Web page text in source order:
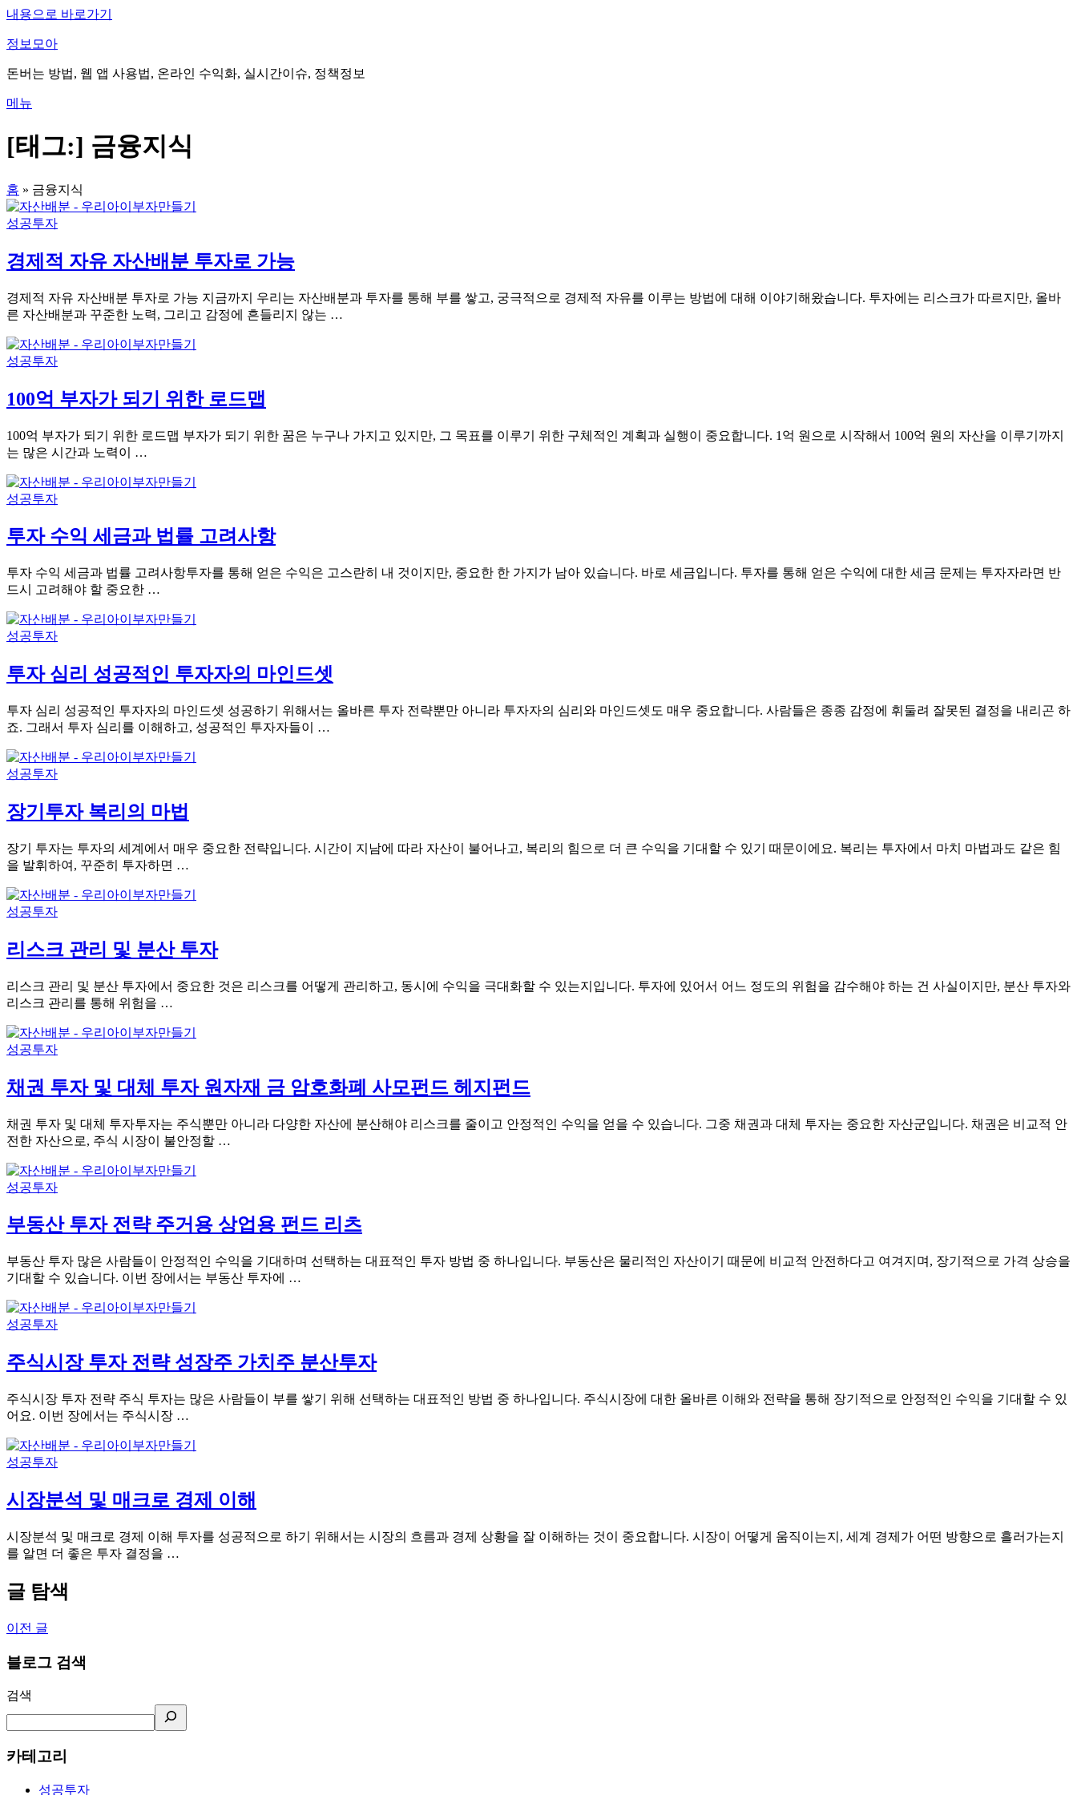
내용으로 바로가기
정보모아
돈버는 방법, 웹 앱 사용법, 온라인 수익화, 실시간이슈, 정책정보
메뉴
[태그:] 금융지식
홈 » 금융지식
성공투자
경제적 자유 자산배분 투자로 가능
경제적 자유 자산배분 투자로 가능 지금까지 우리는 자산배분과 투자를 통해 부를 쌓고, 궁극적으로 경제적 자유를 이루는 방법에 대해 이야기해왔습니다. 투자에는 리스크가 따르지만, 올바
른 자산배분과 꾸준한 노력, 그리고 감정에 흔들리지 않는 …
성공투자
100억 부자가 되기 위한 로드맵
100억 부자가 되기 위한 로드맵 부자가 되기 위한 꿈은 누구나 가지고 있지만, 그 목표를 이루기 위한 구체적인 계획과 실행이 중요합니다. 1억 원으로 시작해서 100억 원의 자산을 이루기까지
는 많은 시간과 노력이 …
성공투자
투자 수익 세금과 법률 고려사항
투자 수익 세금과 법률 고려사항투자를 통해 얻은 수익은 고스란히 내 것이지만, 중요한 한 가지가 남아 있습니다. 바로 세금입니다. 투자를 통해 얻은 수익에 대한 세금 문제는 투자자라면 반
드시 고려해야 할 중요한 …
성공투자
투자 심리 성공적인 투자자의 마인드셋
투자 심리 성공적인 투자자의 마인드셋 성공하기 위해서는 올바른 투자 전략뿐만 아니라 투자자의 심리와 마인드셋도 매우 중요합니다. 사람들은 종종 감정에 휘둘려 잘못된 결정을 내리곤 하
죠. 그래서 투자 심리를 이해하고, 성공적인 투자자들이 …
성공투자
장기투자 복리의 마법
장기 투자는 투자의 세계에서 매우 중요한 전략입니다. 시간이 지남에 따라 자산이 불어나고, 복리의 힘으로 더 큰 수익을 기대할 수 있기 때문이에요. 복리는 투자에서 마치 마법과도 같은 힘
을 발휘하여, 꾸준히 투자하면 …
성공투자
리스크 관리 및 분산 투자
리스크 관리 및 분산 투자에서 중요한 것은 리스크를 어떻게 관리하고, 동시에 수익을 극대화할 수 있는지입니다. 투자에 있어서 어느 정도의 위험을 감수해야 하는 건 사실이지만, 분산 투자와
리스크 관리를 통해 위험을 …
성공투자
채권 투자 및 대체 투자 원자재 금 암호화폐 사모펀드 헤지펀드
채권 투자 및 대체 투자투자는 주식뿐만 아니라 다양한 자산에 분산해야 리스크를 줄이고 안정적인 수익을 얻을 수 있습니다. 그중 채권과 대체 투자는 중요한 자산군입니다. 채권은 비교적 안
전한 자산으로, 주식 시장이 불안정할 …
성공투자
부동산 투자 전략 주거용 상업용 펀드 리츠
부동산 투자 많은 사람들이 안정적인 수익을 기대하며 선택하는 대표적인 투자 방법 중 하나입니다. 부동산은 물리적인 자산이기 때문에 비교적 안전하다고 여겨지며, 장기적으로 가격 상승을
기대할 수 있습니다. 이번 장에서는 부동산 투자에 …
성공투자
주식시장 투자 전략 성장주 가치주 분산투자
주식시장 투자 전략 주식 투자는 많은 사람들이 부를 쌓기 위해 선택하는 대표적인 방법 중 하나입니다. 주식시장에 대한 올바른 이해와 전략을 통해 장기적으로 안정적인 수익을 기대할 수 있
어요. 이번 장에서는 주식시장 …
성공투자
시장분석 및 매크로 경제 이해
시장분석 및 매크로 경제 이해 투자를 성공적으로 하기 위해서는 시장의 흐름과 경제 상황을 잘 이해하는 것이 중요합니다. 시장이 어떻게 움직이는지, 세계 경제가 어떤 방향으로 흘러가는지
를 알면 더 좋은 투자 결정을 …
글 탐색
이전 글
블로그 검색
검색
카테고리
성공투자